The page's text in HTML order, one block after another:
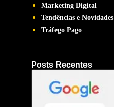
Marketing Digital
Tendências e Novidades
Tráfego Pago
Posts Recentes